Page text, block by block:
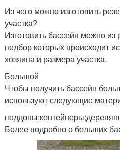
Из чего можно изготовить
участка?
Изготовить бассейн можно
подбор которых происходит
хозяина и размера участка.
Большой
Чтобы получить бассейн
используют следующие
Более подробно о больших